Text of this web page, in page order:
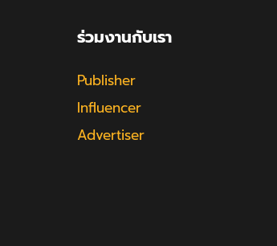
ร่วมงานกับเรา
Publisher
Influencer
Advertiser